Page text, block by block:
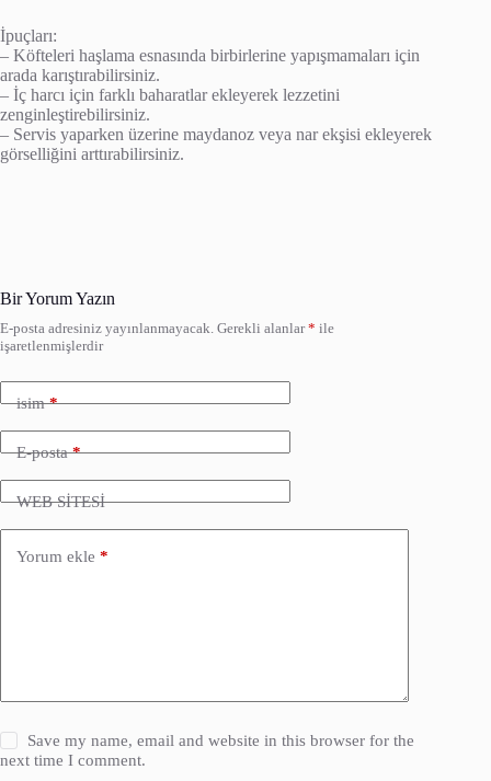
İpuçları:
– Köfteleri haşlama esnasında birbirlerine yapışmamaları için
arada karıştırabilirsiniz.
– İç harcı için farklı baharatlar ekleyerek lezzetini
zenginleştirebilirsiniz.
– Servis yaparken üzerine maydanoz veya nar ekşisi ekleyerek
görselliğini arttırabilirsiniz.
Bir Yorum Yazın
E-posta adresiniz yayınlanmayacak. Gerekli alanlar* ile
işaretlenmişlerdir
isim*
E-posta*
WEB SİTESİ
Yorum ekle *
Save my name, email and website in this browser for the
next time I comment.